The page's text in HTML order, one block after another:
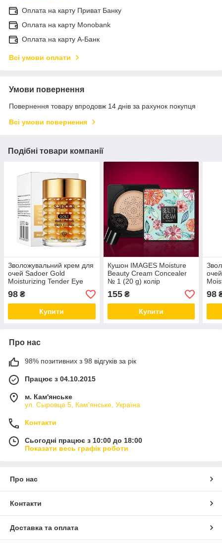
Оплата на карту Приват Банку
Оплата на карту Monobank
Оплата на карту А-Банк
Всі умови оплати
Умови повернення
Повернення товару впродовж 14 днів за рахунок покупця
Всі умови повернення
Подібні товари компанії
Зволожувальний крем для
очей Sadoer Gold
Moisturizing Tender Eye
Cream з 24К золотом 60 g
98 ₴
Купити
Кушон IMAGES Moisture
Beauty Cream Concealer
№ 1 (20 g) колір
натуральний
155₴
Купити
98
Про нас
98% позитивних з 98 відгуків за рік
Працює з 04.10.2015
м. Кам'янське
ул. Сыровца 5, Кам'янське, Україна
Контакти
Сьогодні працює з 10:00 до 18:00
Показати весь графік роботи
Про нас
Контакти
Доставка та оплата